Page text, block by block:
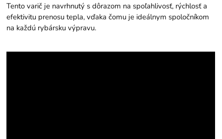
Tento varič je navrhnutý s dôrazom na spoľahlivosť, rýchlosť a
efektivitu prenosu tepla, vďaka čomu je ideálnym spoločníkom
na každú rybársku výpravu.